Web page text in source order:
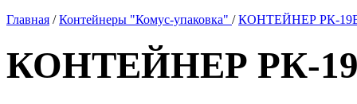
Главная /Контейнеры "Комус-упаковка" /КОНТЕЙНЕР РК-
КОНТЕЙНЕР РК-